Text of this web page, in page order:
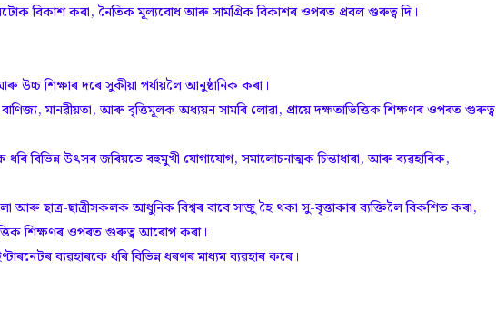
বিকাশ কৰা, নৈতিক মূল্যবোধ আৰু সামগ্ৰিক বিকাশৰ ওপৰত প্ৰবল গুৰুত্ব দি।
শিক্ষাৰ দৰে সুকীয়া পৰ্যায়লৈ আনুষ্ঠানিক কৰা।
মানৱীয়তা, আৰু বৃত্তিমূলক অধ্যয়ন সামৰি লোৱা, প্ৰায়ে দক্ষতাভিত্তিক শিক্ষণৰ ওপৰত গুৰুত্ব
ধৰি বিভিন্ন উৎসৰ জৰিয়তে বহুমুখী যোগাযোগ, সমালোচনাত্মক চিন্তাধাৰা, আৰু ব্যৱহাৰিক,
আৰু ছাত্ৰ-ছাত্ৰীসকলক আধুনিক বিশ্বৰ বাবে সাজু হৈ থকা সু-বৃত্তাকাৰ ব্যক্তিলৈ বিকশিত কৰা,
শিক্ষণৰ ওপৰত গুৰুত্ব আৰোপ কৰা।
ব্যৱহাৰকে ধৰি বিভিন্ন ধৰণৰ মাধ্যম ব্যৱহাৰ কৰে।